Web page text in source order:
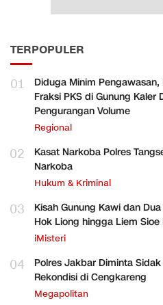
TERPOPULER
01
Diduga Minim
Fraksi PKS di Gunung Kaler
Pengurangan Volume
Regional
02
Kasat Narkoba Polres
Narkoba
Hukum & Kriminal
03
Kisah Gunung Kawi dan
Hok Liong hingga Liem Sioe
iMisteri
04
Polres Jakbar Diminta
Rekondisi di Cengkareng
Megapolitan